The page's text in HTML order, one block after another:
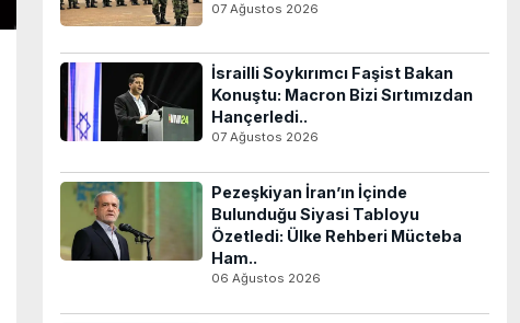
07 Ağustos 2026
İsrailli Soykırımcı Faşist Bakan
Konuştu: Macron Bizi Sırtımızdan
Hançerledi..
07 Ağustos 2026
Pezeşkiyan İran’ın İçinde
Bulunduğu Siyasi Tabloyu
Özetledi: Ülke Rehberi Mücteba
Ham..
06 Ağustos 2026